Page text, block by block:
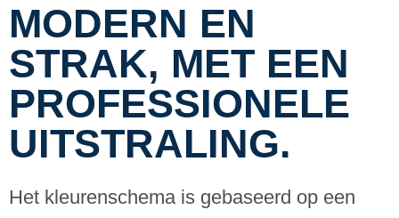
MODERN EN
STRAK, MET EEN
PROFESSIONELE
UITSTRALING.
Het kleurenschema is gebaseerd op een